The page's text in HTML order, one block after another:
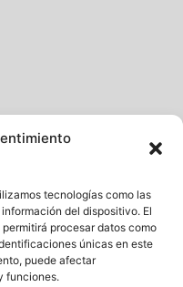
tecnologías como las
del dispositivo. El
procesar datos como
únicas en este
puede afectar
funciones.